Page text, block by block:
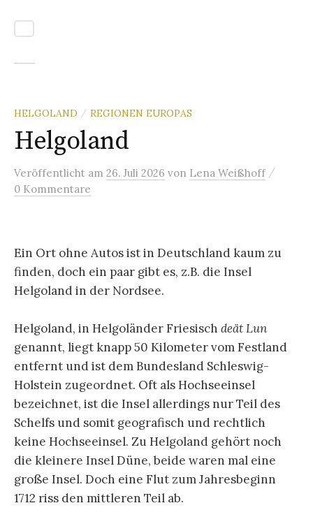
HELGOLAND / REGIONEN EUROPAS
Helgoland
Veröffentlicht am 26. Juli 2026 von Lena Weißhoff /
0 Kommentare
Ein Ort ohne Autos ist in Deutschland kaum zu
finden, doch ein paar gibt es, z.B. die Insel
Helgoland in der Nordsee.
Helgoland, in Helgoländer Friesisch deät Lun
genannt, liegt knapp 50 Kilometer vom Festland
entfernt und ist dem Bundesland Schleswig-
Holstein zugeordnet. Oft als Hochseeinsel
bezeichnet, ist die Insel allerdings nur Teil des
Schelfs und somit geografisch und rechtlich
keine Hochseeinsel. Zu Helgoland gehört noch
die kleinere Insel Düne, beide waren mal eine
große Insel. Doch eine Flut zum Jahresbeginn
1712 riss den mittleren Teil ab.